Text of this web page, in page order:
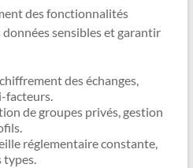
des fonctionnalités
sensibles et garantir
des échanges,
facteurs.
de groupes privés, gestion
réglementaire constante,
types.